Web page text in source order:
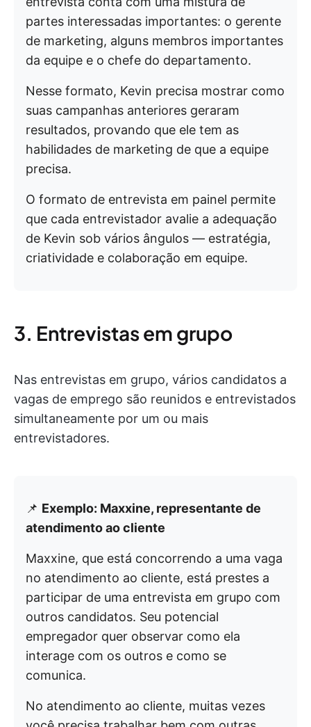
partes interessadas importantes: o gerente
de marketing, alguns membros importantes
da equipe e o chefe do departamento.
Nesse formato, Kevin precisa mostrar como
suas campanhas anteriores geraram
resultados, provando que ele tem as
habilidades de marketing de que a equipe
precisa.
O formato de entrevista em painel permite
que cada entrevistador avalie a adequação
de Kevin sob vários ângulos — estratégia,
criatividade e colaboração em equipe.
3. Entrevistas em grupo
Nas entrevistas em grupo, vários candidatos a
vagas de emprego são reunidos e entrevistados
simultaneamente por um ou mais
entrevistadores.
📌 Exemplo: Maxxine, representante de
atendimento ao cliente
Maxxine, que está concorrendo a uma vaga
no atendimento ao cliente, está prestes a
participar de uma entrevista em grupo com
outros candidatos. Seu potencial
empregador quer observar como ela
interage com os outros e como se
comunica.
No atendimento ao cliente, muitas vezes